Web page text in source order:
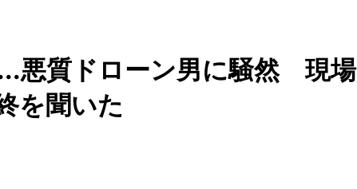
悪質ドローン男に騒然 現場
を聞いた